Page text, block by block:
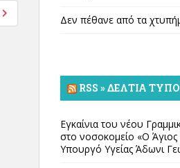
Δεν πέθανε από τα
RSS » ΔΕΛΤΊΑ
Εγκαίνια του νέου
στο νοσοκομείο «Ο
Υπουργό Υγείας Άδωνι